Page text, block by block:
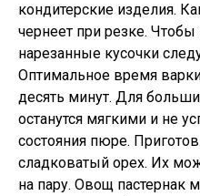
кондитерские изделия.
чернеет при резке.
нарезанные кусочки
Оптимальное время
десять минут. Для
останутся мягкими и не
состояния пюре.
сладковатый орех. Их
на пару. Овощ